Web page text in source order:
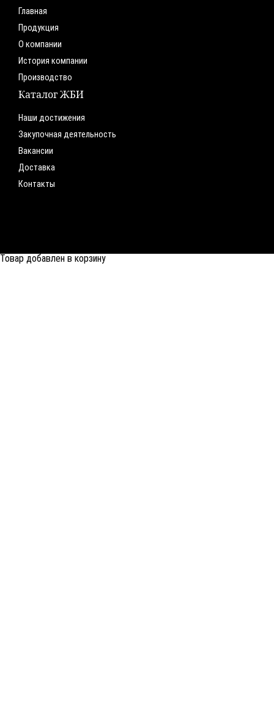
Главная
Продукция
О компании
История компании
Производство
Каталог ЖБИ
Наши достижения
Закупочная деятельность
Вакансии
Доставка
Контакты
Товар добавлен в корзину